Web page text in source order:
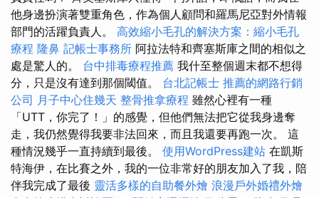
他身邊扮演著雙重角色，作為個人顧問和羅馬尼亞對外情報
部門的活躍負責人。 高效縮小毛孔的解決方案：縮小毛孔
療程 隆鼻 記帳士事務所 阿拉法特和齊塞斯庫之間的相似之
處是驚人的。 台中排毒療程推薦 我什至整個週末都不想得
分，只是沒有達到那個閾值。 台北記帳士 推薦的網路行銷
公司 月子中心住幾天 整骨推拿療程 雖然心裡有一種
「UTT，你完了！」的感覺，但他們無法把它從我身邊奪
走，我仍然覺得我要非法回來，而且我還要再跑一次。 這
種情況幾乎一直持續到最後。 使用WordPress建站 在凱斯
特海伊，在比賽之外，我的一位非常好的朋友加入了我，陪
伴我完成了最後 靈活多樣的自助餐外燴 浪漫戶外婚禮外燴